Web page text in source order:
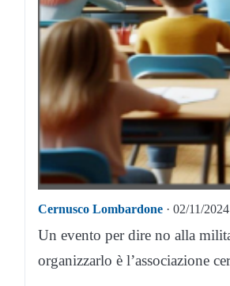
Cernusco Lombardone · 02/11/
Un evento per dire no alla
organizzarlo è l’associazione